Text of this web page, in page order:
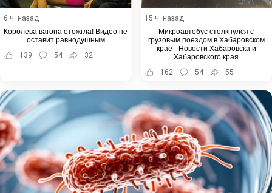
6 ч. назад
Королева вагона отожгла! Видео не
оставит равнодушным
139
54 32
15 ч. назад
Микроавтобус столкнулся с
грузовым поездом в Хабаровском
крае - Новости Хабаровска и
Хабаровского края
162
54 55